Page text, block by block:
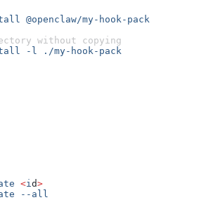
@openclaw/my-hook-pack
without copying
-l ./my-hook-pack
<i d>
--all